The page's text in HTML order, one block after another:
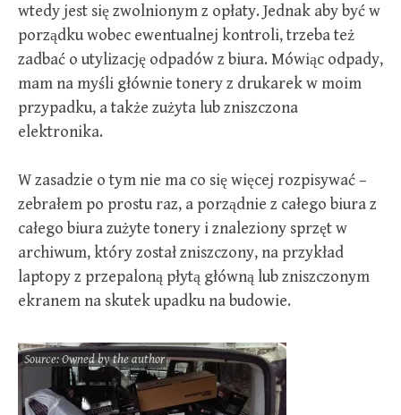
wtedy jest się zwolnionym z opłaty. Jednak aby być w
porządku wobec ewentualnej kontroli, trzeba też
zadbać o utylizację odpadów z biura. Mówiąc odpady,
mam na myśli głównie tonery z drukarek w moim
przypadku, a także zużyta lub zniszczona
elektronika.
W zasadzie o tym nie ma co się więcej rozpisywać –
zebrałem po prostu raz, a porządnie z całego biura z
całego biura zużyte tonery i znaleziony sprzęt w
archiwum, który został zniszczony, na przykład
laptopy z przepaloną płytą główną lub zniszczonym
ekranem na skutek upadku na budowie.
Source: Owned by the author